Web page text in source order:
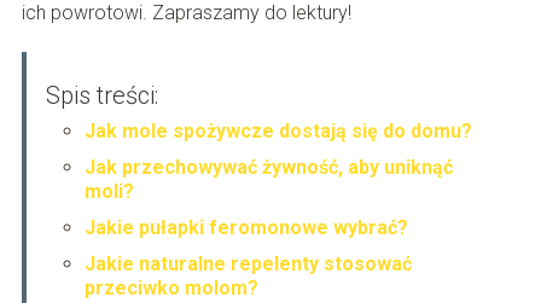
ich powrotowi. Zapraszamy do lektury!
Spis treści:
Jak mole spożywcze dostają się do domu?
Jak przechowywać żywność, aby uniknąć
moli?
Jakie pułapki feromonowe wybrać?
Jakie naturalne repelenty stosować
przeciwko molom?